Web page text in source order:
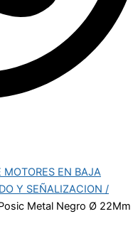
MOTORES EN BAJA
Y SEÑALIZACION /
Metal Negro Ø 22Mm